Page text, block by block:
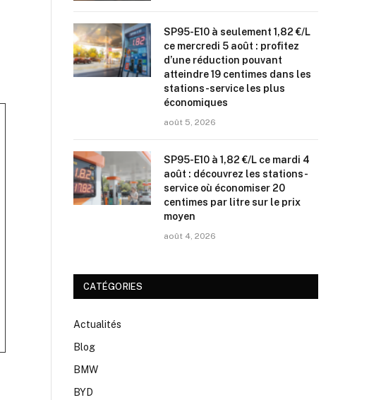
SP95-E10 à seulement 1,82 €/L
ce mercredi 5 août : profitez
d’une réduction pouvant
atteindre 19 centimes dans les
stations-service les plus
économiques
août 5, 2026
SP95-E10 à 1,82 €/L ce mardi 4
août : découvrez les stations-
service où économiser 20
centimes par litre sur le prix
moyen
août 4, 2026
CATÉGORIES
Actualités
Blog
BMW
BYD